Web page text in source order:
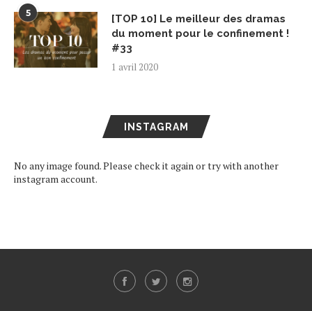
5
[TOP 10] Le meilleur des dramas
du moment pour le confinement !
#33
1 avril 2020
INSTAGRAM
No any image found. Please check it again or try with another
instagram account.